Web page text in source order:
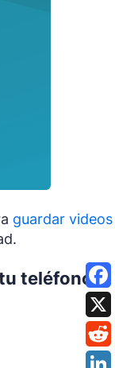
guardar videos
teléfono